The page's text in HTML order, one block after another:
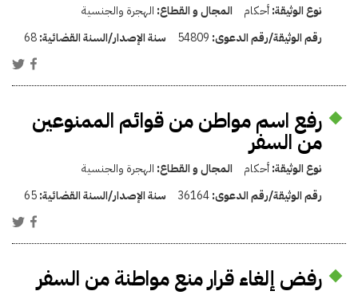
نوع الوثيقة:أحكام المجال و القطاع: الهجرة والجنسية
رقم الوثيقة/رقم الدعوى: 54809 سنة الإصدار/السنة القضائية:68
رفع اسم مواطن من قوائم الممنوعين
من السفر
نوع الوثيقة:أحكام المجال و القطاع: الهجرة والجنسية
رقم الوثيقة/رقم الدعوى:36164 سنة الإصدار/السنة القضائية:65
رفض إلغاء قرار منع مواطنة من السفر